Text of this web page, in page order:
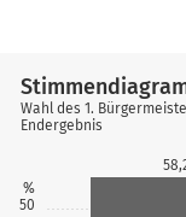
50
%
Wahl des 1.
Endergebnis